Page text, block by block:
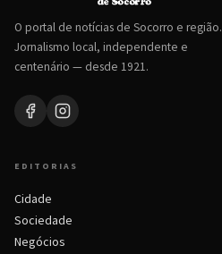
O portal de notícias de Socorro e região.
Jornalismo local, independente e
centenário — desde 1921.
EDITORIAS
Cidade
Sociedade
Negócios